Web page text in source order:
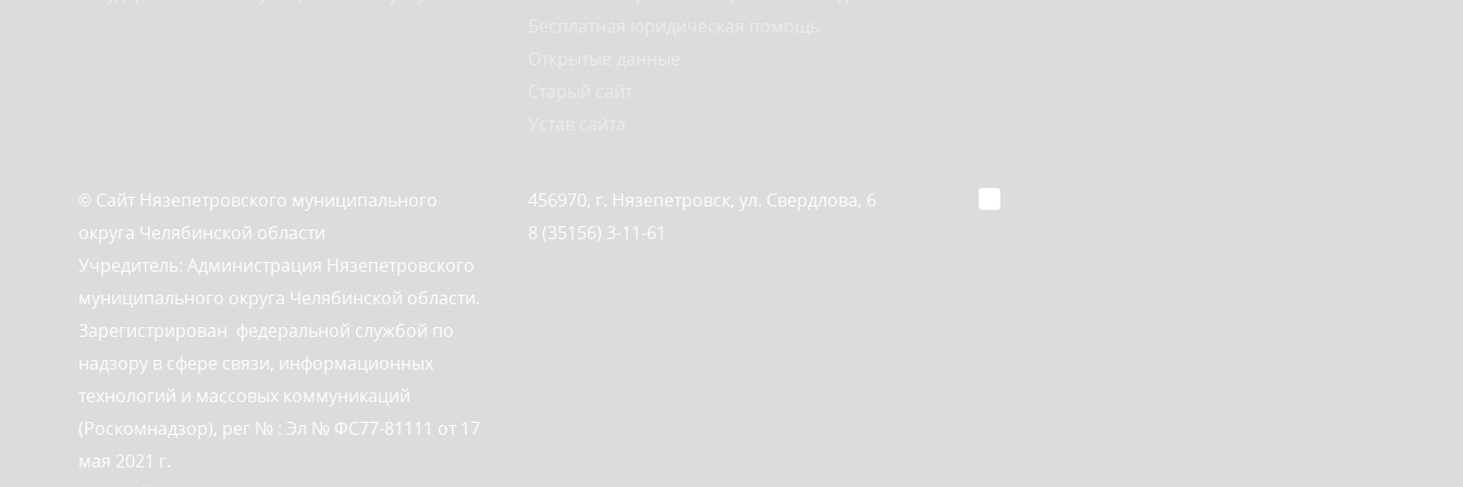
© Сайт Нязепетровского муниципального
округа Челябинской области
Учредитель: Администрация Нязепетровского
муниципального округа Челябинской области.
Зарегистрирован федеральной службой по
надзору в сфере связи, информационных
технологий и массовых коммуникаций
(Роскомнадзор), рег № : Эл № ФС77-81111 от 17
мая 2021 г.
456970, г. Нязепетровск, ул. Свердлова, 6
8 (35156) 3-11-61